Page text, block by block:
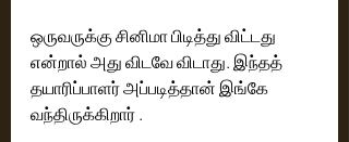
ஒருவருக்கு சினிமா பிடித்து விட்டது
என்றால் அது விடவே விடாது. இந்தத்
தயாரிப்பாளர் அப்படித்தான் இங்கே
வந்திருக்கிறார் .